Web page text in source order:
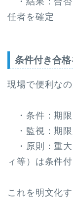
任者を確定
条件付き合
現場で便利な
・条件：期限
・監視：期限
・原則：重大
ィ等）は条件
これを明文化